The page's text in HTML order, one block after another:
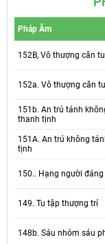
Pháp Âm
152B, Vô thượng căn
152a. Vô thượng căn
151b. An trú tánh
thanh tịnh
151A. An trú không
tịnh
150.. Hạng người
149. Tu tập thượng trí
148b. Sáu nhóm sáu